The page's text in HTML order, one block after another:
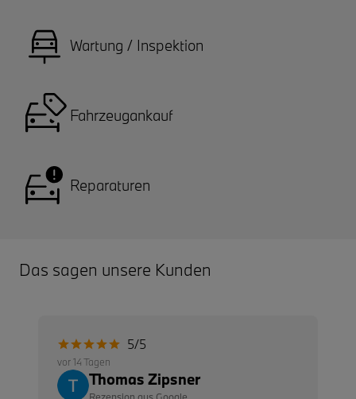
Wartung / Inspektion
Fahrzeugankauf
Reparaturen
Das sagen unsere Kunden
5/5
vor 14 Tagen
Thomas Zipsner
Rezension aus Google